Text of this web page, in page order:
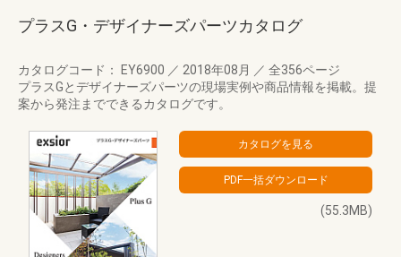
プラスG・デザイナーズパーツカタログ
カタログコード： EY6900 ／ 2018年08月 ／ 全356ページ
プラスGとデザイナーズパーツの現場実例や商品情報を掲載。提
案から発注までできるカタログです。
(55.3MB)